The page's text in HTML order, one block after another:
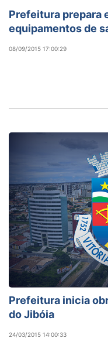
Prefeitura prepara
equipamentos de
08/09/2015 17:00:29
Prefeitura inicia
do Jibóia
24/03/2015 14:00:33